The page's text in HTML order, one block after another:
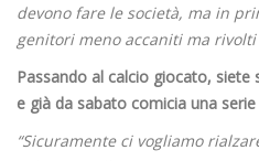
devono fare le società, ma in
genitori meno accaniti ma
Passando al calcio giocato, siete
e già da sabato comicia una
“Sicuramente ci vogliamo